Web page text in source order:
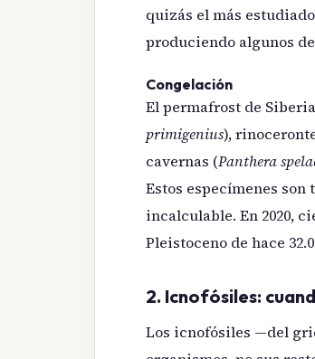
quizás el más
produciendo algunos
Congelación
El permafrost de
primigenius),
cavernas (Panthera
Estos especímenes
incalculable. En 2020,
Pleistoceno de hace
2. Icnofósiles:
Los icnofósiles —del